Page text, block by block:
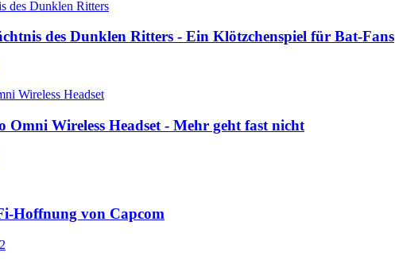
des Dunklen Ritters - Ein Klötzchenspiel für Bat-Fans
Omni Wireless Headset - Mehr geht fast nicht
Hoffnung von Capcom
2